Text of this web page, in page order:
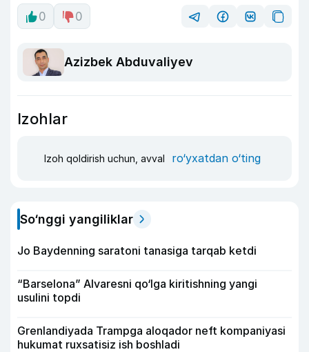
0 0
Azizbek Abduvaliyev
Izohlar
Izoh qoldirish uchun, avval ro‘yxatdan o‘ting
So‘nggi yangiliklar
Jo Baydenning saratoni tanasiga tarqab ketdi
“Barselona” Alvaresni qo‘lga kiritishning yangi
usulini topdi
Grenlandiyada Trampga aloqador neft kompaniyasi
hukumat ruxsatisiz ish boshladi